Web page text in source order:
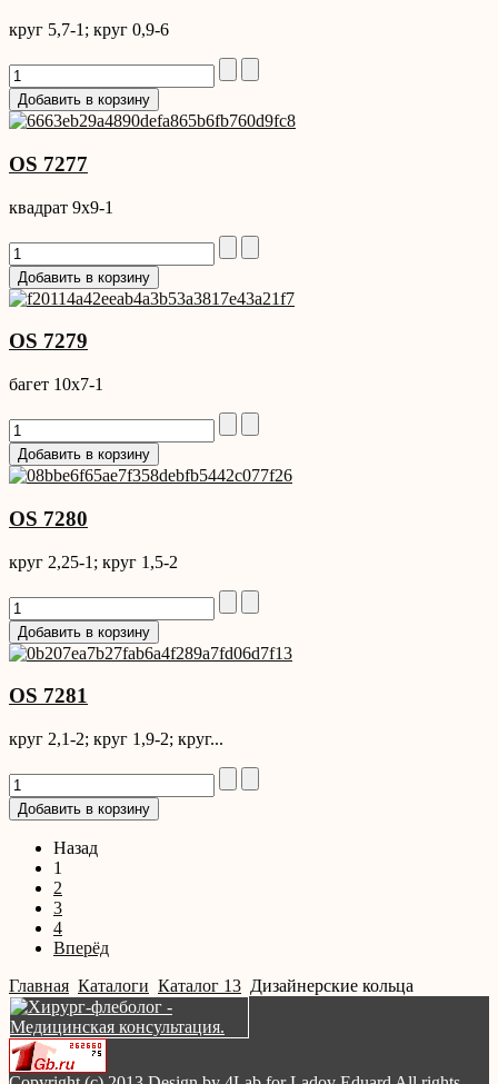
круг 5,7-1; круг 0,9-6
OS 7277
квадрат 9x9-1
OS 7279
багет 10x7-1
OS 7280
круг 2,25-1; круг 1,5-2
OS 7281
круг 2,1-2; круг 1,9-2; круг...
Назад
1
2
3
4
Вперёд
Главная Каталоги Каталог 13 Дизайнерские кольца